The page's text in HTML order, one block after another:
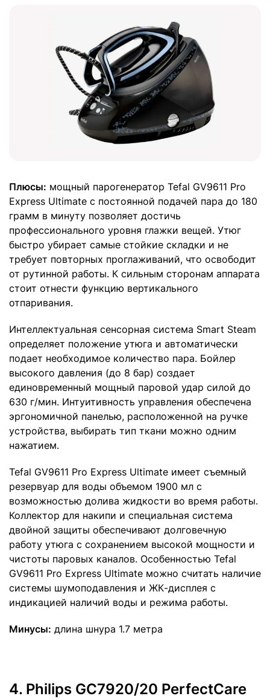
Плюсы: мощный парогенератор Tefal GV9611 Pro
Express Ultimate с постоянной подачей пара до 180
грамм в минуту позволяет достичь
профессионального уровня глажки вещей. Утюг
быстро убирает самые стойкие складки и не
требует повторных проглаживаний, что освободит
от рутинной работы. К сильным сторонам аппарата
стоит отнести функцию вертикального
отпаривания.
Интеллектуальная сенсорная система Smart Steam
определяет положение утюга и автоматически
подает необходимое количество пара. Бойлер
высокого давления (до 8 бар) создает
единовременный мощный паровой удар силой до
630 г/мин. Интуитивность управления обеспечена
эргономичной панелью, расположенной на ручке
устройства, выбирать тип ткани можно одним
нажатием.
Tefal GV9611 Pro Express Ultimate имеет съемный
резервуар для воды объемом 1900 мл с
возможностью долива жидкости во время работы.
Коллектор для накипи и специальная система
двойной защиты обеспечивают долговечную
работу утюга с сохранением высокой мощности и
чистоты паровых каналов. Особенностью Tefal
GV9611 Pro Express Ultimate можно считать наличие
системы шумоподавления и ЖК-дисплея с
индикацией наличий воды и режима работы.
Минусы: длина шнура 1.7 метра
4. Philips GC7920/20 PerfectCare